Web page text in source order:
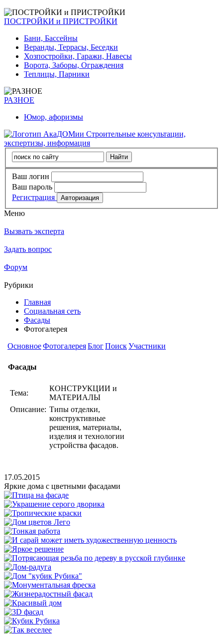
ПОСТРОЙКИ и ПРИСТРОЙКИ
Бани, Бассейны
Веранды, Террасы, Беседки
Хозпостройки, Гаражи, Навесы
Ворота, Заборы, Ограждения
Теплицы, Парники
РАЗНОЕ
Юмор, афоризмы
Строительные консультации,
экспертизы, информация
Ваш логин
Ваш пароль
Регистрация
Меню
Вызвать эксперта
Задать вопрос
Форум
Рубрики
Главная
Социальная сеть
Фасады
Фотогалерея
ОсновноеФотогалереяБлогПоискУчастники
Фасады
Тема:
КОНСТРУКЦИИ и
МАТЕРИАЛЫ
Описание: Типы отделки,
конструктивные
решения, материалы,
изделия и технологии
устройства фасадов.
17.05.2015
Яркие дома с цветными фасадами